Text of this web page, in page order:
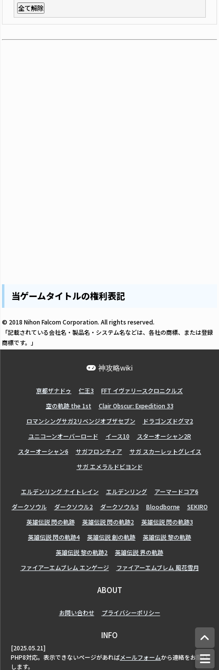
全て解除
当ゲームタイトルの権利表記
© 2018 Nihon Falcom Corporation. All rights reserved.
「記載されている会社名・製品名・システム名などは、各社の商標、または登録
商標です。」
神攻略wiki
亰都ザナドゥ 仁王3
FFT イヴァリースクロニクルズ
空の軌跡 the 1st
Clair Obscur: Expedition 33
ロマンシングサガ2リベンジオブザセブン
ドラゴンズドグマ2
ユニコーンオーバーロード
イース10
スターオーシャン2R
スターオーシャン6
サガフロンティア
サガ スカーレットグレイス
サガ エメラルドビヨンド
エルデンリング ナイトレイン エルデンリング
アーマードコア6
ダークソウル
ダークソウル2 ダークソウル3 Bloodborne
SEKIRO
英雄伝説 閃の軌跡
英雄伝説 閃の軌跡2
英雄伝説 閃の軌跡3
英雄伝説 閃の軌跡4
英雄伝説 創の軌跡
英雄伝説 黎の軌跡
英雄伝説 黎の軌跡2
英雄伝説 界の軌跡
ファイアーエムブレム エンゲージ
ファイアーエムブレム 風花雪月
ABOUT
お問い合わせ プライバシーポリシー
INFO
[2025.05.21]
PHP8対応。表示できないページがあればメールフォームから連絡をお願い
します。